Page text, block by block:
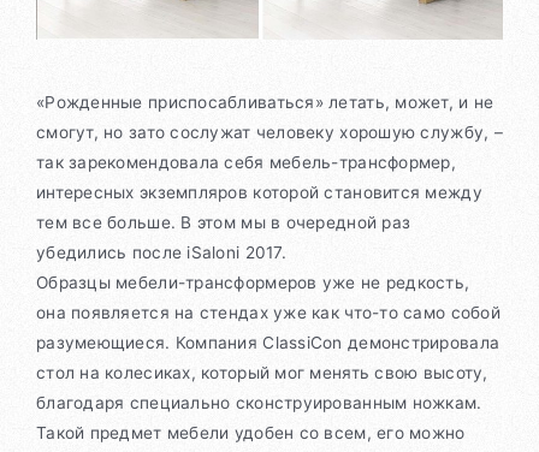
«Рожденные приспосабливаться» летать, может, и не
смогут, но зато сослужат человеку хорошую службу, –
так зарекомендовала себя мебель-трансформер,
интересных экземпляров которой становится между
тем все больше. В этом мы в очередной раз
убедились после iSaloni 2017.
Образцы мебели-трансформеров уже не редкость,
она появляется на стендах уже как что-то само собой
разумеющиеся. Компания ClassiCon демонстрировала
стол на колесиках, который мог менять свою высоту,
благодаря специально сконструированным ножкам.
Такой предмет мебели удобен со всем, его можно